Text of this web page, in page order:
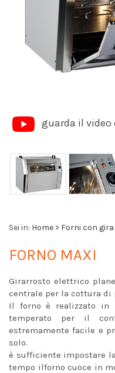
guarda il
Sei in: Home Forni con
FORNO MAXI
Girarrosto elettrico
centrale per la cottura
Il forno è realizzato in
temperato per il
estremamente facile e
solo.
è sufficiente impostare
tempo ilforno cuoce in